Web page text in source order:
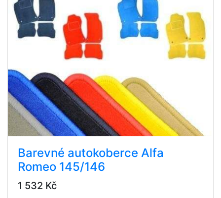
Barevné autokoberce Alfa
Romeo 145/146
1 532 Kč